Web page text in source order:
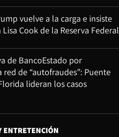
vuelve a la carga e insiste
Lisa Cook de la Reserva Federal
de BancoEstado por
de “autofraudes”: Puente
lideran los casos
ENTRETENCIÓN